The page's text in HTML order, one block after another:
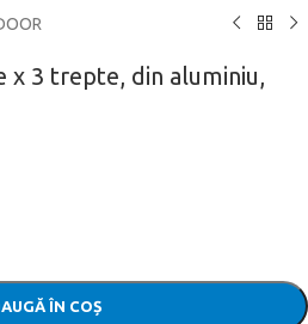
x 3 trepte, din aluminiu,
ÎN COȘ